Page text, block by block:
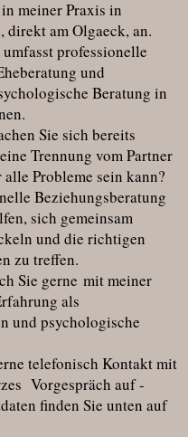
meiner Praxis in
direkt am Olgaeck, an.
professionelle
und
Beratung in
Sie sich bereits
Trennung vom Partner
Probleme sein kann?
Beziehungsberatung
sich gemeinsam
und die richtigen
zu treffen.
Sie gerne mit meiner
als
und psychologische
telefonisch Kontakt mit
Vorgespräch auf -
finden Sie unten auf